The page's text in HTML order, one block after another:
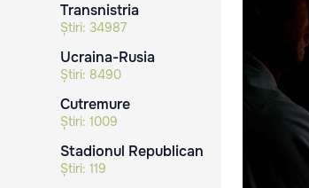
Transnistria
Știri: 34987
Ucraina-Rusia
Știri: 8490
Cutremure
Știri: 1009
Stadionul Republican
Știri: 119